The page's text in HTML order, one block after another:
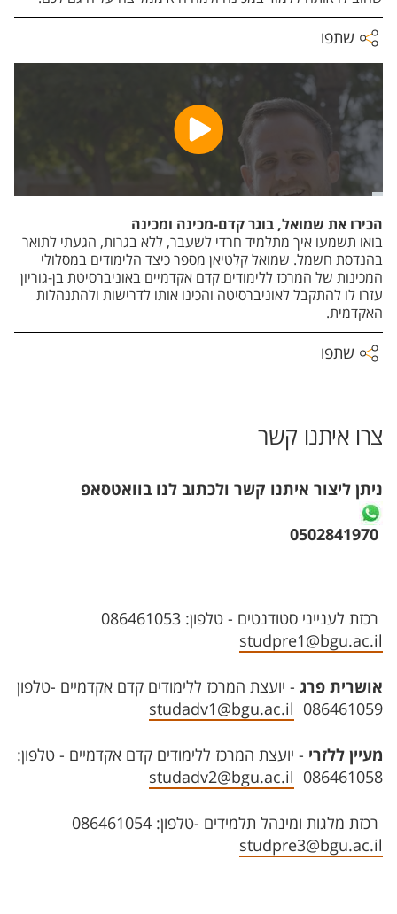
שתפו
הכירו את שמואל, בוגר קדם-מכינה ומכינה
בואו תשמעו איך מתלמיד חרדי לשעבר, ללא בגרות, הגעתי לתואר
בהנדסת חשמל. שמואל קלטיאן מספר כיצד הלימודים במסלולי
המכינות של המרכז ללימודים קדם אקדמיים באוניברסיטת בן-גוריון
עזרו לו להתקבל לאוניברסיטה והכינו אותו לדרישות ולהתנהלות
האקדמית.
שתפו
צרו איתנו קשר
ניתן ליצור איתנו קשר ולכתוב לנו בוואטסאפ
רכזת לענייני סטודנטים - טלפון: 086461053
studpre1@bgu.ac.il
אושרית פרג - יועצת המרכז ללימודים קדם אקדמיים -טלפון
086461059
studadv1@bgu.ac.il
מעיין ללזרי - יועצת המרכז ללימודים קדם אקדמיים - טלפון:
086461058
studadv2@bgu.ac.il
רכזת מלגות ומינהל תלמידים -טלפון: 086461054
studpre3@bgu.ac.il